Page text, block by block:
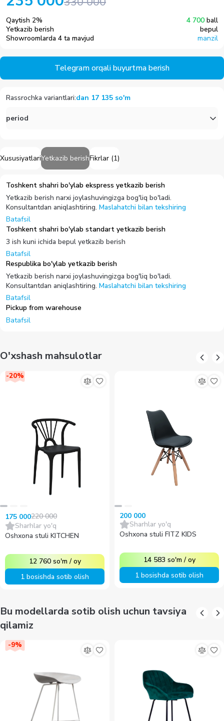
XususiyatlariYetkazib berishFikrlar (1)
Toshkent shahri bo'ylab ekspress yetkazib berish
Yetkazib berish narxi joylashuvingizga bog'liq bo'ladi.
Konsultantdan aniqlashtiring. Maslahatchi bilan tekshiring
Batafsil
Toshkent shahri bo'ylab standart yetkazib berish
3 ish kuni ichida bepul yetkazib berish
Batafsil
Respublika bo'ylab yetkazib berish
Yetkazib berish narxi joylashuvingizga bog'liq bo'ladi.
Konsultantdan aniqlashtiring. Maslahatchi bilan tekshiring
Batafsil
Pickup from warehouse
Batafsil
Qaytish 2% 4 700 ball
Yetkazib berish
bepul
Showroomlarda 4 ta mavjud
manzil
Telegram orqali buyurtma berish
Rassrochka variantlari:dan 17 135 so'm
period
O'xshash mahsulotlar
-20%
175 000220 000
Sharhlar yo'q
Oshxona stuli KITCHEN
12 760 so'm /oy
1 bosishda sotib olish
200 000
Sharhlar yo'q
Oshxona stuli FITZ KIDS
14 583 so'm /oy
1 bosishda sotib olish
Bu modellarda sotib olish uchun tavsiya
qilamiz
-9%